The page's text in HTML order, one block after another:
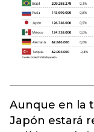
Aunque en la
Japón estará